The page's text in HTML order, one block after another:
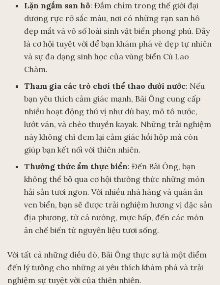
Lặn ngắm san hô: Đắm chìm trong thế giới đại
dương rực rỡ sắc màu, nơi có những rạn san hô
đẹp mắt và vô số loài sinh vật biển phong phú. Đây
là cơ hội tuyệt vời để bạn khám phá vẻ đẹp tự nhiên
và sự đa dạng sinh học của vùng biển Cù Lao
Chàm.
Tham gia các trò chơi thể thao dưới nước: Nếu
bạn yêu thích cảm giác mạnh, Bãi Ông cung cấp
nhiều hoạt động thú vị như dù bay, mô tô nước,
lướt ván, và chèo thuyền kayak. Những trải nghiệm
này không chỉ đem lại cảm giác hồi hộp mà còn
giúp bạn kết nối với thiên nhiên.
Thưởng thức ẩm thực biển: Đến Bãi Ông, bạn
không thể bỏ qua cơ hội thưởng thức những món
hải sản tươi ngon. Với nhiều nhà hàng và quán ăn
ven biển, bạn sẽ được trải nghiệm hương vị đặc sản
địa phương, từ cá nướng, mực hấp, đến các món
ăn chế biến từ nguyên liệu tươi sống.
Với tất cả những điều đó, Bãi Ông thực sự là một điểm
đến lý tưởng cho những ai yêu thích khám phá và trải
nghiệm sự tuyệt vời của thiên nhiên.